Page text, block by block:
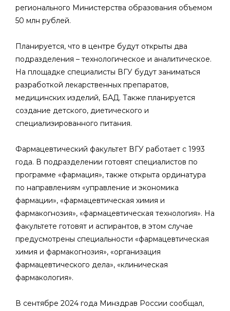
регионального Министерства образования объемом
50 млн рублей.
Планируется, что в центре будут открыты два
подразделения – технологическое и аналитическое.
На площадке специалисты ВГУ будут заниматься
разработкой лекарственных препаратов,
медицинских изделий, БАД. Также планируется
создание детского, диетического и
специализированного питания.
Фармацевтический факультет ВГУ работает с 1993
года. В подразделении готовят специалистов по
программе «фармация», также открыта ординатура
по направлениям «управление и экономика
фармации», «фармацевтическая химия и
фармакогнозия», «фармацевтическая технология». На
факультете готовят и аспирантов, в этом случае
предусмотрены специальности «фармацевтическая
химия и фармакогнозия», «организация
фармацевтического дела», «клиническая
фармакология».
В сентябре 2024 года Минздрав России сообщал,